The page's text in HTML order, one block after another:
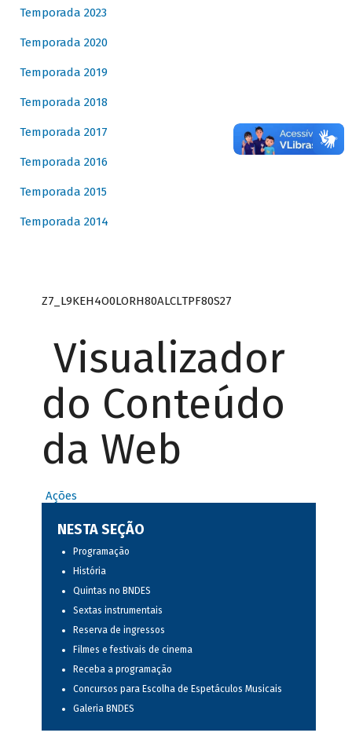
Temporada 2023
Temporada 2020
Temporada 2019
Temporada 2018
Temporada 2017
Temporada 2016
Temporada 2015
Temporada 2014
Z7_L9KEH4O0LORH80ALCLTPF80S27
Visualizador
do Conteúdo
da Web
Ações
NESTA SEÇÃO
Programação
História
Quintas no BNDES
Sextas instrumentais
Reserva de ingressos
Filmes e festivais de cinema
Receba a programação
Concursos para Escolha de Espetáculos Musicais
Galeria BNDES